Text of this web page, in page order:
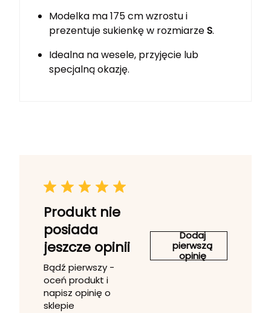
Modelka ma 175 cm wzrostu i
prezentuje sukienkę w rozmiarzeS.
Idealna na wesele, przyjęcie lub
specjalną okazję.
Produkt nie
posiada
jeszcze opinii
Bądź pierwszy -
oceń produkt i
napisz opinię o
sklepie
Dodaj
pierwszą
opinię